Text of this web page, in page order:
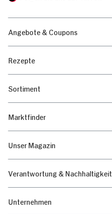
Angebote & Coupons
Rezepte
Sortiment
Marktfinder
Unser Magazin
Verantwortung & Nachhaltigkeit
Unternehmen